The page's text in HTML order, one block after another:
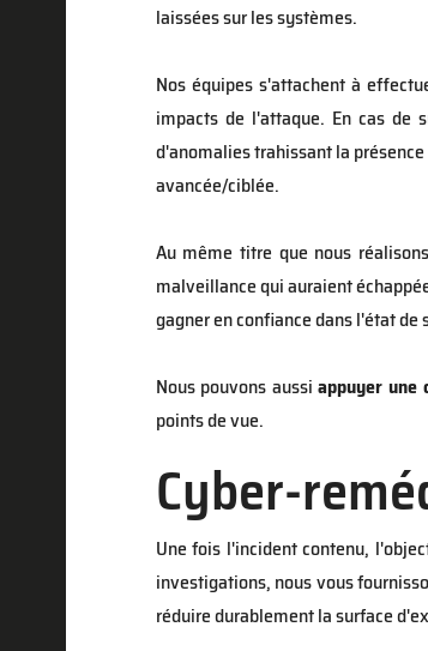
laissées sur les systèmes.
Nos équipes s'attachent à
impacts de l'attaque. En cas de
d'anomalies trahissant la
avancée/ciblée.
Au même titre que nous
malveillance qui auraient
gagner en confiance dans l'état de
Nous pouvons aussiappuyer une
points de vue.
Cyber-
Une fois l'incident contenu,
investigations, nous vous
réduire durablement la surface